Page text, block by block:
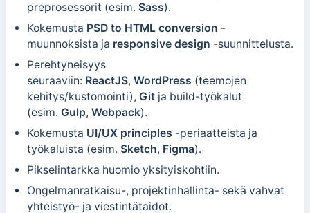
preprosessorit (esim. Sass).
Kokemusta PSD to HTML conversion -
muunnoksista ja responsive design -suunnittelusta.
Perehtyneisyys
seuraaviin: ReactJS, WordPress (teemojen
kehitys/kustomointi), Gitja build-työkalut
(esim. Gulp, Webpack).
Kokemusta UI/UX principles -periaatteista ja
työkaluista (esim. Sketch, Figma).
Pikselintarkka huomio yksityiskohtiin.
Ongelmanratkaisu-, projektinhallinta- sekä vahvat
yhteistyö- ja viestintätaidot.